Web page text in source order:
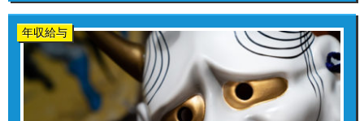
年収給与